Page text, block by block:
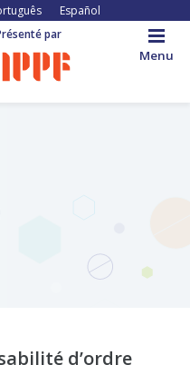
Español
Menu
par
d’ordre